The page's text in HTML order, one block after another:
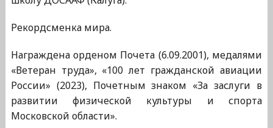
Рекордсменка мира.
Награждена орденом Почета (6.09.2001), медалями
«Ветеран труда», «100 лет гражданской авиации
России» (2023), Почетным знаком «За заслуги в
развитии физической культуры и спорта
Московской области».